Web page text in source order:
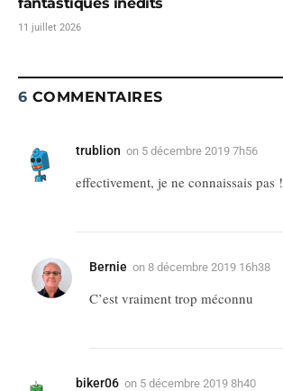
11 juillet 2026
6 COMMENTAIRES
trublion on 5 décembre 2019 7h56
effectivement, je ne connaissais pas !
Bernie on 8 décembre 2019 16h38
C’est vraiment trop méconnu
biker06 on 5 décembre 2019 8h40